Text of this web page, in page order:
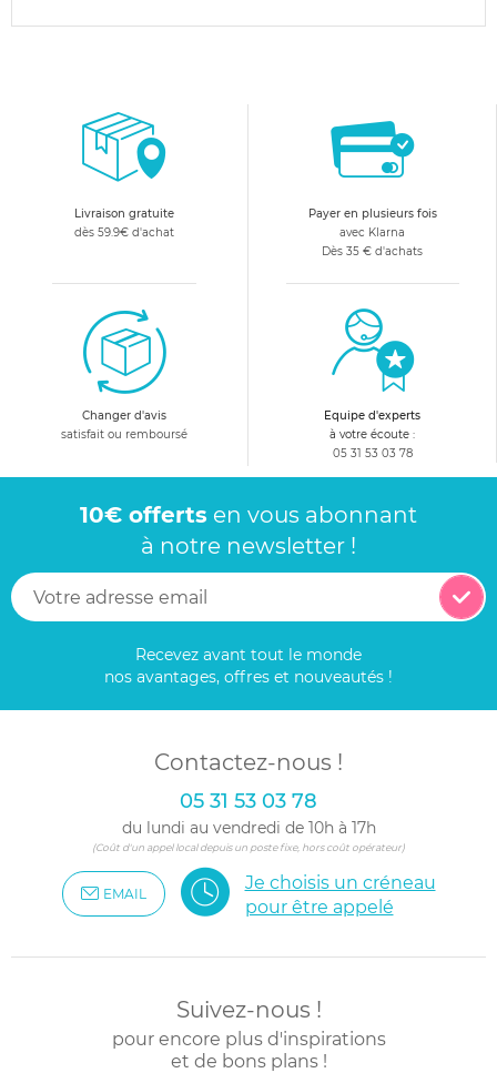
Livraison gratuite
dès 59.9€ d'achat
Payer en plusieurs fois
avec Klarna
Dès 35 € d'achats
Changer d'avis
satisfait ou remboursé
Equipe d'experts
à votre écoute :
05 31 53 03 78
10€ offerts en vous abonnant
à notre newsletter !
Recevez avant tout le monde
nos avantages, offres et nouveautés !
Contactez-nous !
05 31 53 03 78
du lundi au vendredi de 10h à 17h
(Coût d'un appel local depuis un poste fixe, hors coût opérateur)
EMAIL
Je choisis un créneau
pour être appelé
Suivez-nous !
pour encore plus d'inspirations
et de bons plans !